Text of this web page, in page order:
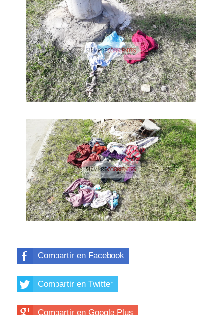
Compartir en Facebook
Compartir en Twitter
Compartir en Google Plus